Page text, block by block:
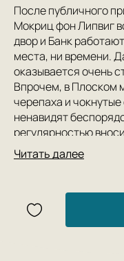
После публичного
Мокриц фон Липвиг
двор и Банк
места, ни времени.
оказывается очень
Впрочем, в Плоском
черепаха и
ненавидят
регулярностью
Два романа из цикла
стиле сэра Терри
Читать далее